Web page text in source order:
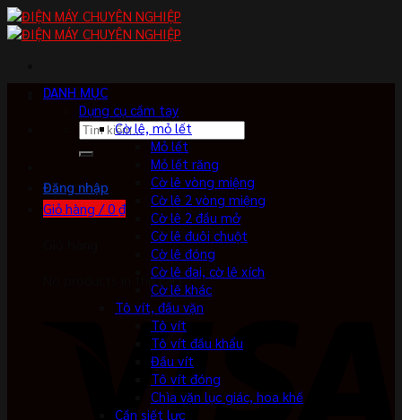
Skip
to
Tìm
kiếm:
Đăng nhập
Giỏ hàng /0 ₫
No products in the cart.
DANH MỤC
Dụng cụ cầm tay
Cờ lê, mỏ lết
Mỏ lết
Mỏ lết răng
Cờ lê vòng miệng
Cờ lê 2 vòng miệng
Cờ lê 2 đầu mở
Cờ lê đuôi chuột
Cờ lê đóng
Cờ lê đai, cờ lê xích
Cờ lê khác
Tô vít, đầu vặn
Tô vít
Tô vít đầu khẩu
Đầu vít
Tô vít đóng
Chìa vặn lục giác, hoa khế
Cần siết lực